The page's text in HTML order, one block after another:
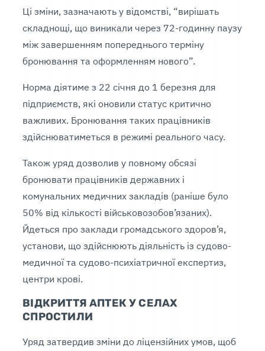
Ці зміни, зазначають у відомстві, “вирішать
складнощі, що виникали через 72-годинну паузу
між завершенням попереднього терміну
бронювання та оформленням нового”.
Норма діятиме з 22 січня до 1 березня для
підприємств, які оновили статус критично
важливих. Бронювання таких працівників
здійснюватиметься в режимі реального часу.
Також уряд дозволив у повному обсязі
бронювати працівників державних і
комунальних медичних закладів (раніше було
50% від кількості військовозобов’язаних).
Йдеться про заклади громадського здоров’я,
установи, що здійснюють діяльність із судово-
медичної та судово-психіатричної експертиз,
центри крові.
ВІДКРИТТЯ АПТЕК У СЕЛАХ
СПРОСТИЛИ
Уряд затвердив зміни до ліцензійних умов, щоб